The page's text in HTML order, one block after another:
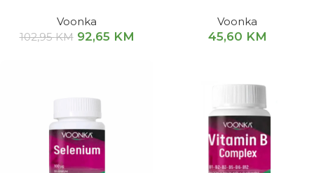
Voonka
102,95KM 92,65 KM
Voonka
45,60 KM